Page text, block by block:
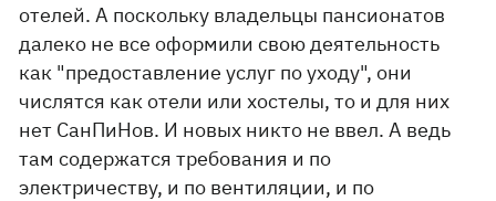
отелей. А поскольку владельцы пансионатов
далеко не все оформили свою деятельность
как "предоставление услуг по уходу", они
числятся как отели или хостелы, то и для них
нет СанПиНов. И новых никто не ввел. А ведь
там содержатся требования и по
электричеству, и по вентиляции, и по